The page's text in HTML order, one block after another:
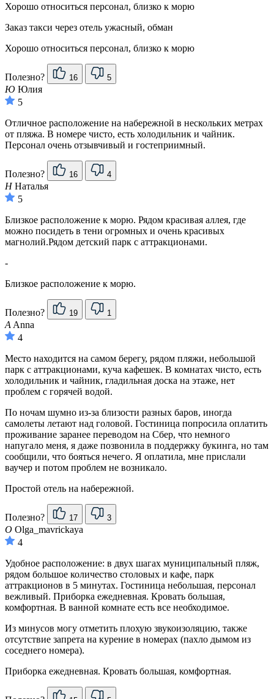
Хорошо относиться персонал, близко к морю
Заказ такси через отель ужасный, обман
Хорошо относиться персонал, близко к морю
Полезно? 16 5
Ю Юлия
5
Отличное расположение на набережной в нескольких метрах
от пляжа. В номере чисто, есть холодильник и чайник.
Персонал очень отзывчивый и гостеприимный.
Полезно? 16 4
ННаталья
5
Близкое расположение к морю. Рядом красивая аллея, где
можно посидеть в тени огромных и очень красивых
магнолий.Рядом детский парк с аттракционами.
-
Близкое расположение к морю.
Полезно? 19 1
A Anna
4
Место находится на самом берегу, рядом пляжи, небольшой
парк с аттракционами, куча кафешек. В комнатах чисто, есть
холодильник и чайник, гладильная доска на этаже, нет
проблем с горячей водой.
По ночам шумно из-за близости разных баров, иногда
самолеты летают над головой. Гостиница попросила оплатить
проживание заранее переводом на Сбер, что немного
напугало меня, я даже позвонила в поддержку букинга, но там
сообщили, что бояться нечего. Я оплатила, мне прислали
ваучер и потом проблем не возникало.
Простой отель на набережной.
Полезно? 17 3
O Olga_mavrickaya
4
Удобное расположение: в двух шагах муниципальный пляж,
рядом большое количество столовых и кафе, парк
аттракционов в 5 минутах. Гостиница небольшая, персонал
вежливый. Приборка ежедневная. Кровать большая,
комфортная. В ванной комнате есть все необходимое.
Из минусов могу отметить плохую звукоизоляцию, также
отсутствие запрета на курение в номерах (пахло дымом из
соседнего номера).
Приборка ежедневная. Кровать большая, комфортная.